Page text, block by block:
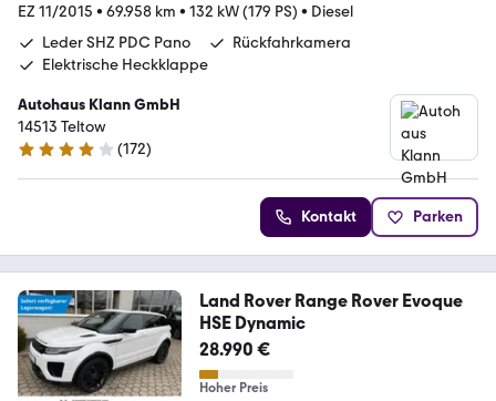
EZ 11/2015 • 69.958 km • 132 kW (179 PS) • Diesel
Leder SHZ PDC Pano
Rückfahrkamera
Elektrische Heckklappe
Autohaus Klann GmbH
14513 Teltow
4 Sterne
(172)
Kontakt Parken
Land Rover Range Rover Evoque
HSE Dynamic
28.990 €
Hoher Preis